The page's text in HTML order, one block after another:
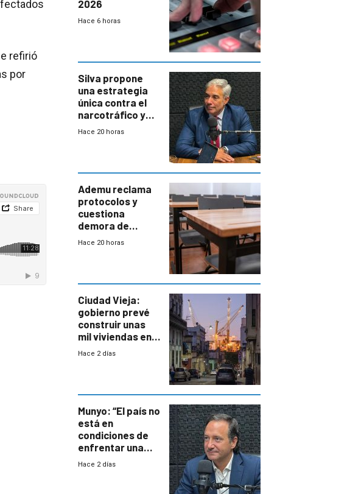
refirió
por
2026
Hace 6 horas
Silva propone
una estrategia
única contra el
narcotráfico y
mayor
Hace 20 horas
Ademu reclama
protocolos y
cuestiona
demora de
Primaria ante
Hace 20 horas
Ciudad Vieja:
gobierno prevé
construir unas
mil viviendas en
un plan de
Hace 2 días
Munyo: “El país no
está en
condiciones de
enfrentar una
reducción de la
Hace 2 días